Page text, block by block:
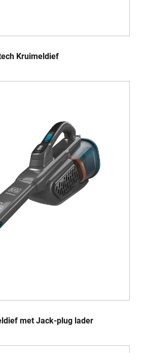
Kruimeldief
met Jack-plug lader